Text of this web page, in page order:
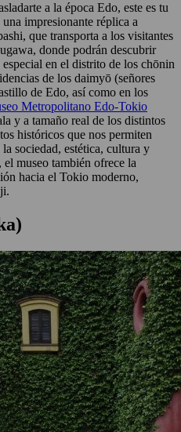
a la época Edo, este es tu
impresionante réplica a
que transporta a los visitantes
donde podrán descubrir
en el distrito de los chōnin
de los daimyō (señores
de Edo, así como en los
Metropolitano Edo-Tokio
y a tamaño real de los distintos
históricos que nos permiten
sociedad, estética, cultura y
museo también ofrece la
hacia el Tokio moderno,